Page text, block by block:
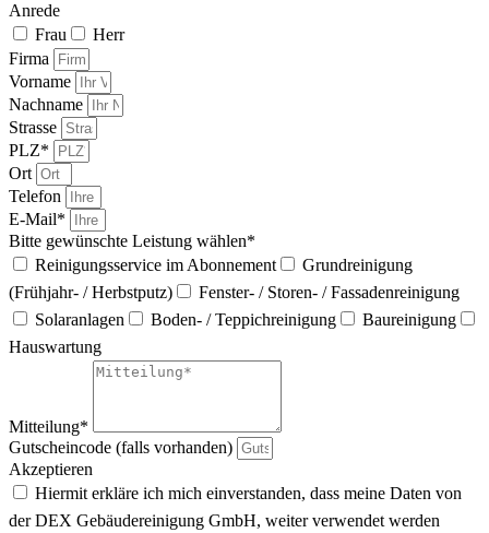
Anrede
Frau
Herr
Firma
Vorname
Nachname
Strasse
PLZ*
Ort
Telefon
E-Mail*
Bitte gewünschte Leistung wählen*
Reinigungsservice im Abonnement
Grundreinigung
(Frühjahr- / Herbstputz)
Fenster- / Storen- / Fassadenreinigung
Solaranlagen
Boden- / Teppichreinigung
Baureinigung
Hauswartung
Mitteilung*
Gutscheincode (falls vorhanden)
Akzeptieren
Hiermit erkläre ich mich einverstanden, dass meine Daten von
der DEX Gebäudereinigung GmbH, weiter verwendet werden